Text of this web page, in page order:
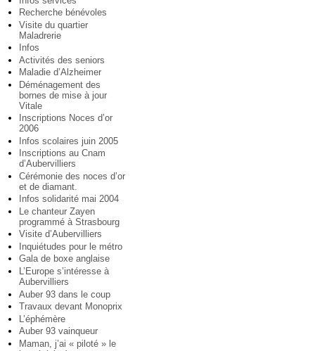
Recherche bénévoles
Visite du quartier
Maladrerie
Infos
Activités des seniors
Maladie d’Alzheimer
Déménagement des
bornes de mise à jour
Vitale
Inscriptions Noces d’or
2006
Infos scolaires juin 2005
Inscriptions au Cnam
d’Aubervilliers
Cérémonie des noces d’or
et de diamant.
Infos solidarité mai 2004
Le chanteur Zayen
programmé à Strasbourg
Visite d’Aubervilliers
Inquiétudes pour le métro
Gala de boxe anglaise
L’Europe s’intéresse à
Aubervilliers
Auber 93 dans le coup
Travaux devant Monoprix
L’éphémère
Auber 93 vainqueur
Maman, j’ai « piloté » le